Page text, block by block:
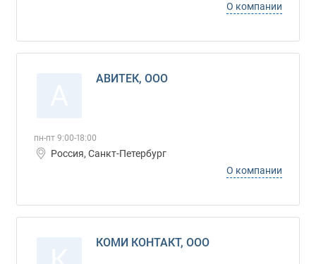
О компании
АВИТЕК, ООО
пн-пт 9:00-18:00
Россия, Санкт-Петербург
О компании
КОМИ КОНТАКТ, ООО